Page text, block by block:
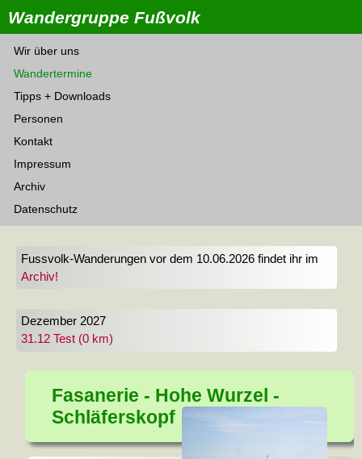
Wandergruppe Fußvolk
Wir über uns
Wandertermine
Tipps + Downloads
Personen
Kontakt
Impressum
Archiv
Datenschutz
Fussvolk-Wanderungen vor dem 10.06.2026 findet ihr im
Archiv!
Dezember 2027
31.12 Test (0 km)
Fasanerie - Hohe Wurzel -
Schläferskopf